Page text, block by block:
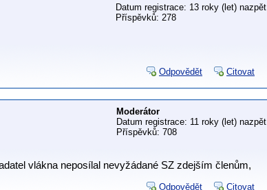
Datum registrace: 13 roky (let) nazpět
Příspěvků: 278
Odpovědět Citovat
Moderátor
Datum registrace: 11 roky (let) nazpět
Příspěvků: 708
vlákna neposílal nevyžádané SZ zdejším členům,
Odpovědět Citovat